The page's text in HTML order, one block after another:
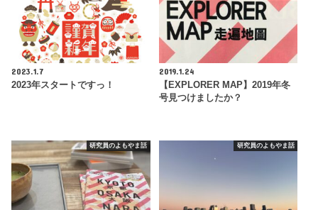
2023.1.7
2023年スタートですっ！
2019.1.24
【EXPLORER MAP】2019年冬
号見つけましたか？
研究員のよもやま話 研究員のよもやま話